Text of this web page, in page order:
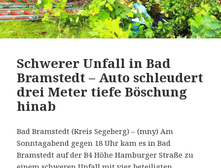
Schwerer Unfall in Bad
Bramstedt – Auto schleudert
drei Meter tiefe Böschung
hinab
Bad Bramstedt (Kreis Segeberg) – (mny) Am
Sonntagabend gegen 18 Uhr kam es in Bad
Bramstedt auf der B4 Höhe Hamburger Straße zu